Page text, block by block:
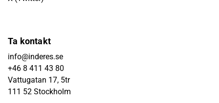
Ta kontakt
info@inderes.se
+46 8 411 43 80
Vattugatan 17, 5tr
111 52 Stockholm